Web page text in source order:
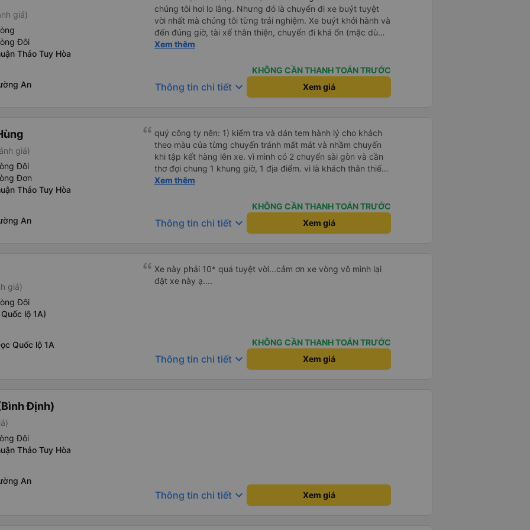
giá)
Đôi
Thảo Tuy Hòa
An
chúng tôi hơi lo lắng. Nhưng đó là chuyến đi xe buýt tuyệt
vời nhất mà chúng tôi từng trải nghiệm. Xe buýt khởi hành và
đến đúng giờ, tài xế thân thiện, chuyến đi khá ổn (mặc dù
vẫn hơi xóc, nhưng đó là đặc trưng của Việt Nam ^^), và chỗ
Xem thêm
KHÔNG CẦN THANH TOÁN TRƯỚC
Thông tin chi tiết keyboard_arrow_down Xem giá
giá)
Đôi
Đơn
Thảo Tuy Hòa
An
quý công ty nên: 1) kiểm tra và dán tem hành lý cho khách
theo màu của từng chuyến tránh mất mát và nhầm chuyến
khi tập kết hàng lên xe. vì mình có 2 chuyến sài gòn và cần
thơ đợi chung 1 khung giờ, 1 địa điểm. vì là khách thân thiết
của quý công ty nên rất hài lòng và tin tưởng. tuy nhiên rất
cải thiện ngày một phát triển. 2) đồng nhất về cách giao tiếp
và CSKH nhẹ nhàng, chu đáo nữa thì chắc chắn quy công ty
là nhà xe được yêu thích và lựa chọn số 1 quy nhơn. rất cảm
thời sinh viên"
Xem thêm
KHÔNG CẦN THANH TOÁN TRƯỚC
Thông tin chi tiết keyboard_arrow_down Xem giá
giá)
Đôi
lộ 1A)
Quốc lộ 1A
Xe này phải 10* quá tuyệt vời...cảm ơn xe vòng vô mình lại
đặt xe này ạ....
KHÔNG CẦN THANH TOÁN TRƯỚC
Thông tin chi tiết keyboard_arrow_down Xem giá
Định)
Đôi
Thảo Tuy Hòa
An
Thông tin chi tiết keyboard_arrow_down Xem giá